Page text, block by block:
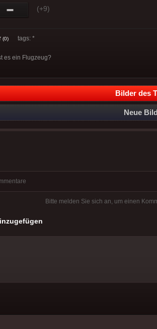
(+9)
(0) tags: *
es ein Flugzeug?
Bilder des
Neue
Bitte melden Sie sich an, um einen